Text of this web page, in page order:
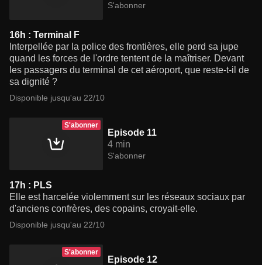
S'abonner
16h : Terminal F
Interpellée par la police des frontières, elle perd sa jupe
quand les forces de l'ordre tentent de la maîtriser. Devant
les passagers du terminal de cet aéroport, que reste-t-il de
sa dignité ?
Disponible jusqu'au 22/10
S'abonner
Episode 11
4 min
S'abonner
17h : PLS
Elle est harcelée violemment sur les réseaux sociaux par
d'anciens confrères, des copains, croyait-elle.
Disponible jusqu'au 22/10
S'abonner
Episode 12